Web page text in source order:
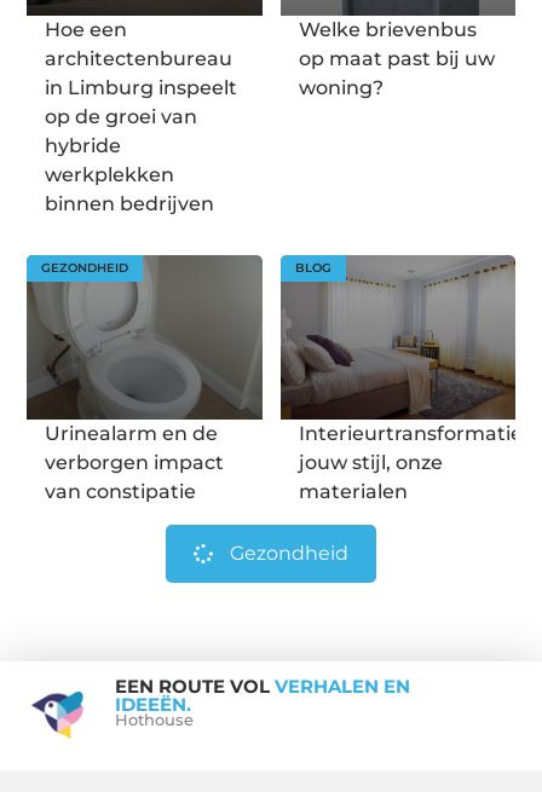
Hoe een
architectenbureau
in Limburg inspeelt
op de groei van
hybride
werkplekken
binnen bedrijven
Welke brievenbus
op maat past bij uw
woning?
GEZONDHEID
Urinealarm en de
verborgen impact
van constipatie
BLOG
Interieurtransformatie:
jouw stijl, onze
materialen
Gezondheid
EEN ROUTE VOL VERHALEN EN
IDEEËN.
Hothouse